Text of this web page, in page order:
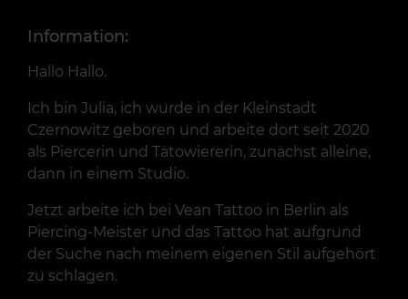
Information:
Hallo Hallo.
Ich bin Julia, ich wurde in der Kleinstadt
Czernowitz geboren und arbeite dort seit 2020
als Piercerin und Tätowiererin, zunächst alleine,
dann in einem Studio.
Jetzt arbeite ich bei Vean Tattoo in Berlin als
Piercing-Meister und das Tattoo hat aufgrund
der Suche nach meinem eigenen Stil aufgehört
zu schlagen.